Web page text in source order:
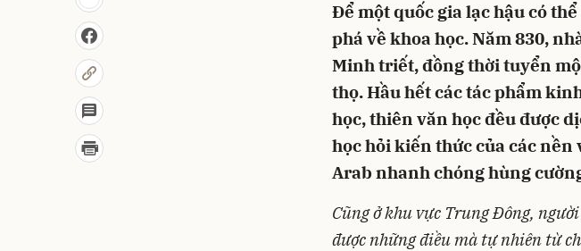
Để một quốc gia lạc hậu có
phá về khoa học. Năm 830,
Minh triết, đồng thời tuyển
thọ. Hầu hết các tác phẩm
học, thiên văn học đều được
học hỏi kiến thức của các
Arab nhanh chóng hùng
Cũng ở khu vực Trung Đông,
được những điều mà tự nhiên từ